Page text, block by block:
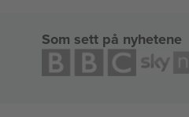
Som sett på nyhetene